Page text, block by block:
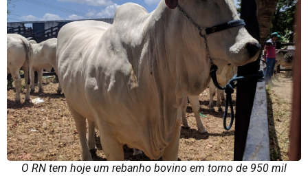
O RN tem hoje um rebanho bovino em torno de 950 mil